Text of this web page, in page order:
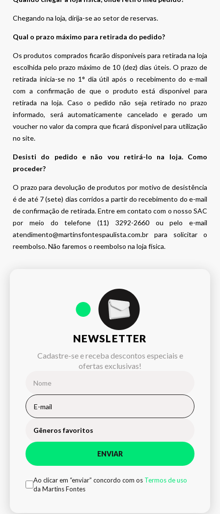
Chegando na loja, dirija-se ao setor de reservas.
Qual o prazo máximo para retirada do pedido?
Os produtos comprados ficarão disponíveis para retirada na loja
escolhida pelo prazo máximo de 10 (dez) dias úteis. O prazo de
retirada inicia-se no 1° dia útil após o recebimento do e-mail
com a confirmação de que o produto está disponível para
retirada na loja. Caso o pedido não seja retirado no prazo
informado, será automaticamente cancelado e gerado um
voucher no valor da compra que ficará disponível para utilização
no site.
Desisti do pedido e não vou retirá-lo na loja. Como
proceder?
O prazo para devolução de produtos por motivo de desistência
é de até 7 (sete) dias corridos a partir do recebimento do e-mail
de confirmação de retirada. Entre em contato com o nosso SAC
por meio do telefone (11) 3292-2660 ou pelo e-mail
atendimento@martinsfontespaulista.com.br para solicitar o
reembolso. Não faremos o reembolso na loja física.
NEWSLETTER
Cadastre-se e receba descontos especiais e
ofertas exclusivas!
Gêneros favoritos
ENVIAR
Ao clicar em “enviar” concordo com os Termos de uso
da Martins Fontes